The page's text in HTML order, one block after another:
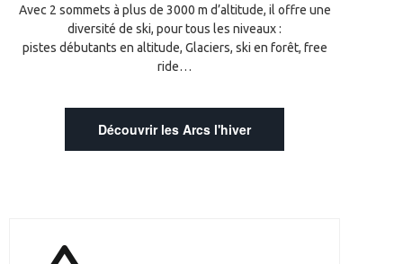
Avec 2 sommets à plus de 3000 m d’altitude, il offre une
diversité de ski, pour tous les niveaux :
pistes débutants en altitude, Glaciers, ski en forêt, free
ride…
Découvrir les Arcs l'hiver